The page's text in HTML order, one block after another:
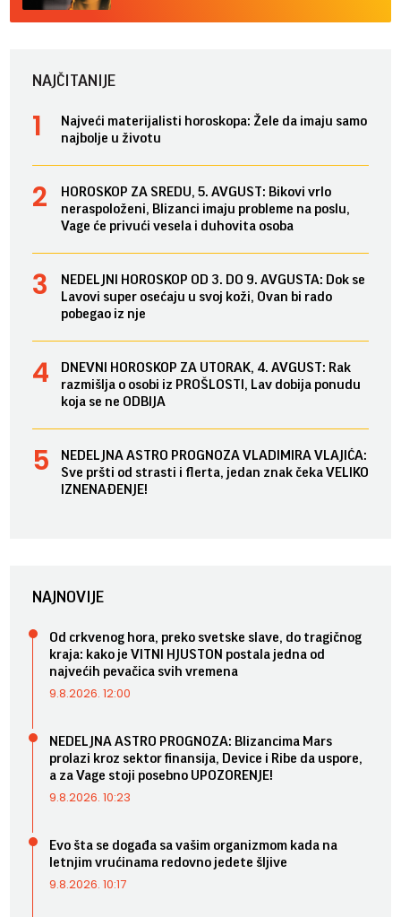
NAJČITANIJE
Najveći materijalisti horoskopa: Žele da imaju samo
najbolje u životu
HOROSKOP ZA SREDU, 5. AVGUST: Bikovi vrlo
neraspoloženi, Blizanci imaju probleme na poslu,
Vage će privući vesela i duhovita osoba
NEDELJNI HOROSKOP OD 3. DO 9. AVGUSTA: Dok se
Lavovi super osećaju u svoj koži, Ovan bi rado
pobegao iz nje
DNEVNI HOROSKOP ZA UTORAK, 4. AVGUST: Rak
razmišlja o osobi iz PROŠLOSTI, Lav dobija ponudu
koja se ne ODBIJA
NEDELJNA ASTRO PROGNOZA VLADIMIRA VLAJIĆA:
Sve pršti od strasti i flerta, jedan znak čeka VELIKO
IZNENAĐENJE!
NAJNOVIJE
Od crkvenog hora, preko svetske slave, do tragičnog
kraja: kako je VITNI HJUSTON postala jedna od
najvećih pevačica svih vremena
9.8.2026. 12:00
NEDELJNA ASTRO PROGNOZA: Blizancima Mars
prolazi kroz sektor finansija, Device i Ribe da uspore,
a za Vage stoji posebno UPOZORENJE!
9.8.2026. 10:23
Evo šta se događa sa vašim organizmom kada na
letnjim vrućinama redovno jedete šljive
9.8.2026. 10:17